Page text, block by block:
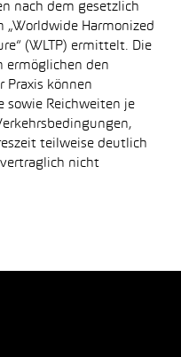
nach dem gesetzlich
„Worldwide Harmonized
(WLTP) ermittelt. Die
ermöglichen den
Praxis können
sowie Reichweiten je
teilweise deutlich
nicht